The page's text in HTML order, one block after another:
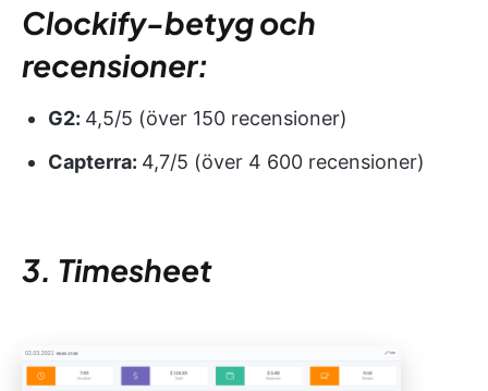
Clockify-betyg och
recensioner:
G2: 4,5/5 (över 150 recensioner)
Capterra: 4,7/5 (över 4 600 recensioner)
3. Timesheet